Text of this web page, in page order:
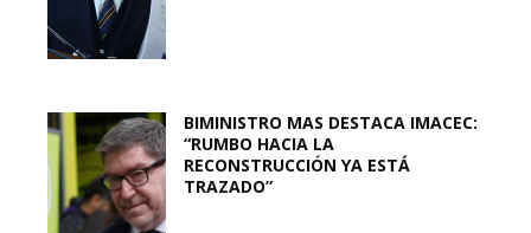
BIMINISTRO MAS DESTACA IMACEC:
“RUMBO HACIA LA
RECONSTRUCCIÓN YA ESTÁ
TRAZADO”